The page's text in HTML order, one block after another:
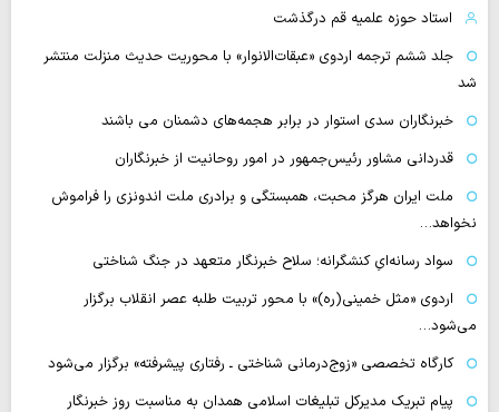
استاد حوزه علمیه قم درگذشت
جلد ششم ترجمه اردوی «عبقات‌الانوار» با محوریت حدیث منزلت منتشر
شد
خبرنگاران سدی استوار در برابر هجمه‌های دشمنان می باشند
قدردانی مشاور رئیس‌جمهور در امور روحانیت از خبرنگاران
ملت ایران هرگز محبت، همبستگی و برادری ملت اندونزی را فراموش
نخواهد…
سواد رسانه‌ایِ کنشگرانه؛ سلاح خبرنگار متعهد در جنگ شناختی
اردوی «مثل خمینی(ره)» با محور تربیت طلبه عصر انقلاب برگزار
می‌شود…
کارگاه تخصصی «زوج‌درمانی شناختی ـ رفتاری پیشرفته» برگزار می‌شود
پیام تبریک مدیرکل تبلیغات اسلامی همدان به مناسبت روز خبرنگار